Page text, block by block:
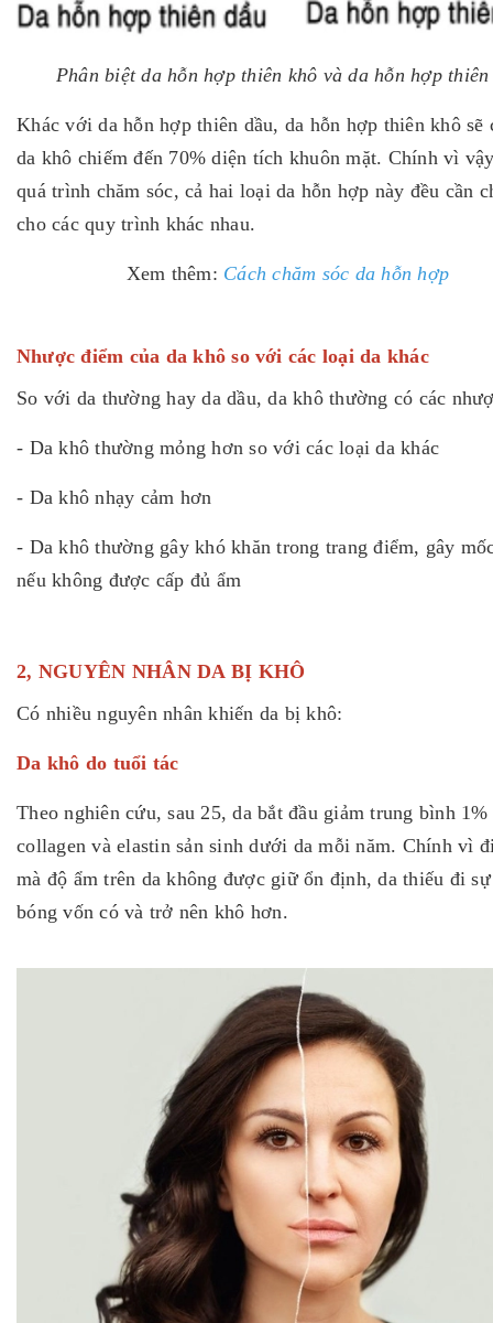
Phân biệt da hỗn hợp thiên khô và da hỗn hợp thiên
Khác với da hỗn hợp thiên dầu, da hỗn hợp thiên khô sẽ
da khô chiếm đến 70% diện tích khuôn mặt. Chính vì
quá trình chăm sóc, cả hai loại da hỗn hợp này đều cần
cho các quy trình khác nhau.
Xem thêm: Cách chăm sóc da hỗn hợp
Nhược điểm của da khô so với các loại da khác
So với da thường hay da dầu, da khô thường có các
- Da khô thường mỏng hơn so với các loại da khác
- Da khô nhạy cảm hơn
- Da khô thường gây khó khăn trong trang điểm, gây
nếu không được cấp đủ ẩm
2, NGUYÊN NHÂN DA BỊ KHÔ
Có nhiều nguyên nhân khiến da bị khô:
Da khô do tuổi tác
Theo nghiên cứu, sau 25, da bắt đầu giảm trung bình
collagen và elastin sản sinh dưới da mỗi năm. Chính vì
mà độ ẩm trên da không được giữ ổn định, da thiếu đi
bóng vốn có và trở nên khô hơn.